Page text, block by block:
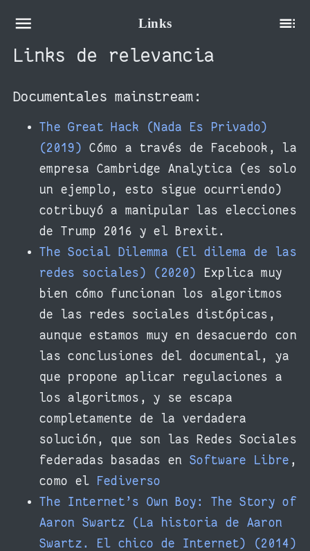
Links
Links de relevancia
Documentales mainstream:
The Great Hack (Nada Es Privado)
(2019)
Cómo a través de Facebook, la
empresa Cambridge Analytica (es solo
un ejemplo, esto sigue ocurriendo)
cotribuyó a manipular las elecciones
de Trump 2016 y el Brexit.
The Social Dilemma (El dilema de las
redes sociales) (2020)
Explica muy
bien cómo funcionan los algoritmos
de las redes sociales distópicas,
aunque estamos muy en desacuerdo con
las conclusiones del documental, ya
que propone aplicar regulaciones a
los algoritmos, y se escapa
completamente de la verdadera
solución, que son las Redes Sociales
federadas basadas en Software Libre ,
como el
Fediverso
The Internet’s Own Boy: The Story of
Aaron Swartz (La historia de Aaron
Swartz. El chico de Internet) (2014)